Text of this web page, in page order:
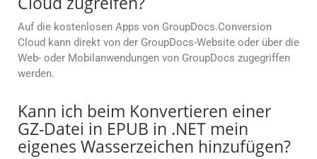
Auf die kostenlosen Apps von GroupDocs.Conversion
Cloud kann direkt von der GroupDocs-Website oder über die
Web- oder Mobilanwendungen von GroupDocs zugegriffen
werden.
Kann ich beim Konvertieren einer
GZ-Datei in EPUB in .NET mein
eigenes Wasserzeichen hinzufügen?